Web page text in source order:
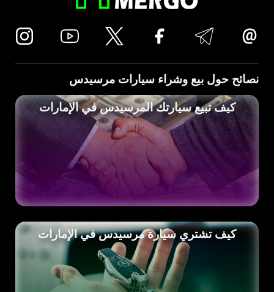
نصائح حول بيع وشراء سيارات مرسيدس
كيف تبيع سيارتك المرسيدس في الإمارات
كيف تشتري سيارة مرسيدس في الإمارات